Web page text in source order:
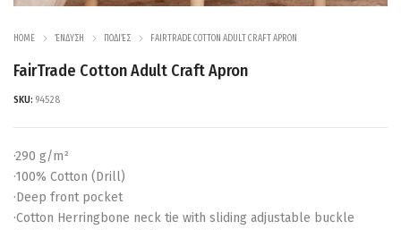
HOME ΈΝΔΥΣΗ ΠΟΔΙΈΣ FAIRTRADE COTTON ADULT CRAFT APRON
FairTrade Cotton Adult Craft Apron
SKU: 94528
·290 g/m²
·100% Cotton (Drill)
·Deep front pocket
·Cotton Herringbone neck tie with sliding adjustable buckle